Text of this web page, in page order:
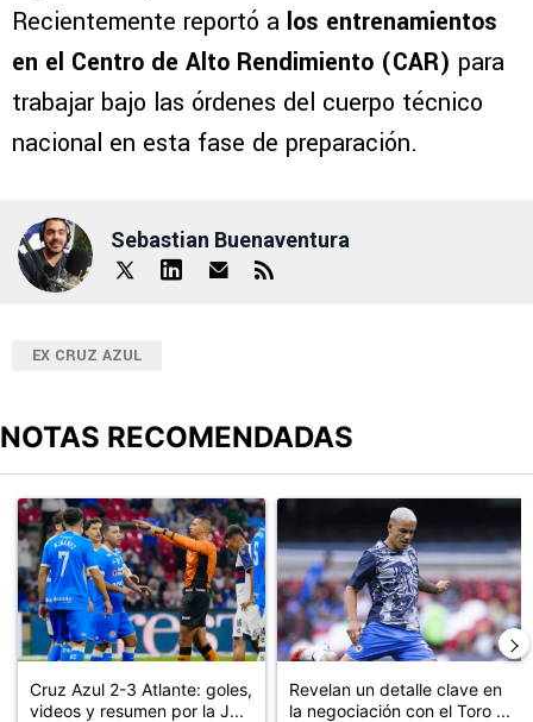
Recientemente reportó a los entrenamientos
en el Centro de Alto Rendimiento (CAR) para
trabajar bajo las órdenes del cuerpo técnico
nacional en esta fase de preparación.
Sebastian Buenaventura
EX CRUZ AZUL
NOTAS RECOMENDADAS
Un artículo de tendencia con el título "Cruz Azul 2-3 Atlante:
Cruz Azul 2-3 Atlante: goles,
videos y resumen por la J...
Un artículo de tendencia con
Revelan un detalle clave en
la negociación con el Toro ...